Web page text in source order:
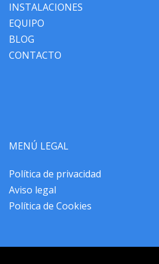
INSTALACIONES
EQUIPO
BLOG
CONTACTO
MENÚ LEGAL
Política de privacidad
Aviso legal
Política de Cookies